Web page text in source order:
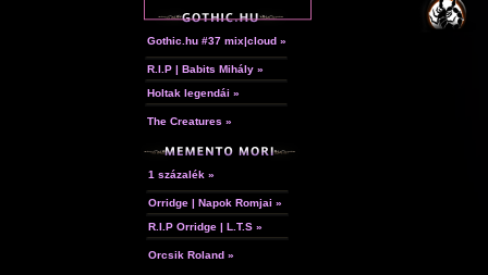
Gothic.hu #37 mix|cloud »
R.I.P | Babits Mihály »
Holtak legendái »
The Creatures »
1 százalék »
Orridge | Napok Romjai »
R.I.P Orridge | L.T.S »
Orcsik Roland »